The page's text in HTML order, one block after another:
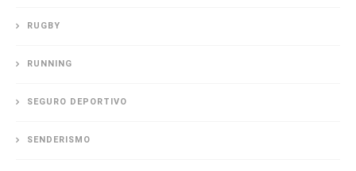
RUGBY
RUNNING
SEGURO DEPORTIVO
SENDERISMO